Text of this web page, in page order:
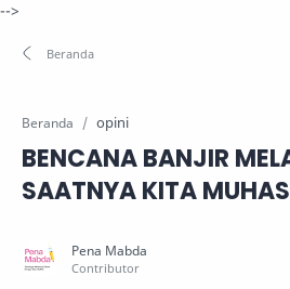
-->
Beranda opini
BENCANA BANJIR
SAATNYA KITA